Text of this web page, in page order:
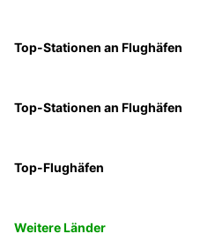
Top-Stationen an Flughäfen
Top-Stationen an Flughäfen
Top-Flughäfen
Weitere Länder